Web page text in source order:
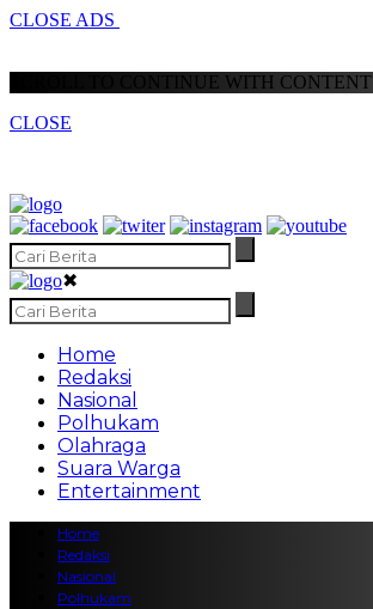
CLOSE ADS
SCROLL TO CONTINUE WITH CONTENT
CLOSE
✖
Home
Redaksi
Nasional
Polhukam
Olahraga
Suara Warga
Entertainment
Home
Redaksi
Nasional
Polhukam